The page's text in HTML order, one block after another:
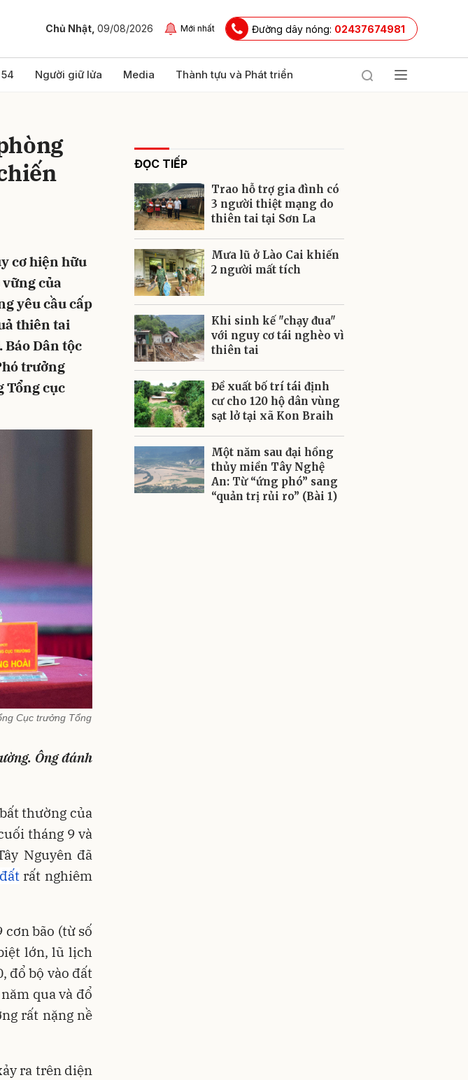
Chủ Nhật, 09/08/2026 Mới nhất Đường dây nóng: 02437674981
Người giữ lửa Media Thành tựu và Phát triển
cơ hiện hữu
của
yêu cầu cấp
thiên tai
Dân tộc
trưởng
Tổng cục
Cục trưởng Tổng
Ông đánh
thường của
tháng 9 và
Nguyên đã
rất nghiêm
bão (từ số
lớn, lũ lịch
đổ bộ vào đất
qua và đổ
rất nặng nề
ra trên diện
ĐỌC TIẾP
Trao hỗ trợ gia đình có
3 người thiệt mạng do
thiên tai tại Sơn La
Mưa lũ ở Lào Cai khiến
2 người mất tích
Khi sinh kế "chạy đua"
với nguy cơ tái nghèo vì
thiên tai
Đề xuất bố trí tái định
cư cho 120 hộ dân vùng
sạt lở tại xã Kon Braih
Một năm sau đại hồng
thủy miền Tây Nghệ
An: Từ “ứng phó” sang
“quản trị rủi ro” (Bài 1)
Gửi